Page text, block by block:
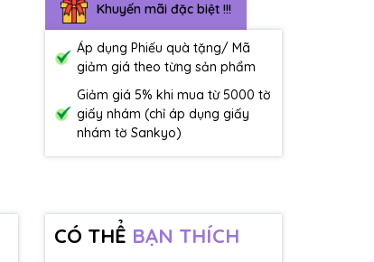
Khuyến mãi đặc biệt !!!
Áp dụng Phiếu quà tặng/ Mã
giảm giá theo từng sản phẩm
Giảm giá 5% khi mua từ 5000 tờ
giấy nhám (chỉ áp dụng giấy
nhám tờ Sankyo)
CÓ THỂ BẠN THÍCH